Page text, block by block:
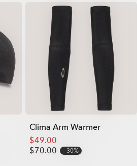
Clima Arm Warmer
$49.00
$70.00
30%